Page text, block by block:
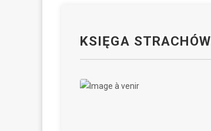
KSIĘGA STRACHÓW